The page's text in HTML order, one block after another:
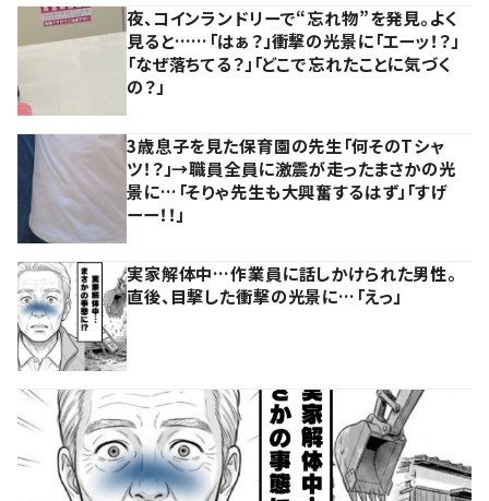
夜、コインランドリーで“忘れ物”を発見。よく
見ると……「はぁ？」衝撃の光景に「エーッ！？」
「なぜ落ちてる？」「どこで忘れたことに気づく
の？」
3歳息子を見た保育園の先生「何そのTシャ
ツ！？」→職員全員に激震が走ったまさかの光
景に…「そりゃ先生も大興奮するはず」「すげ
ーー！！」
実家解体中…作業員に話しかけられた男性。
直後、目撃した衝撃の光景に…「えっ」